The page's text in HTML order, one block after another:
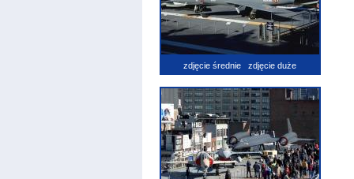
zdjęcie średnie zdjęcie duże